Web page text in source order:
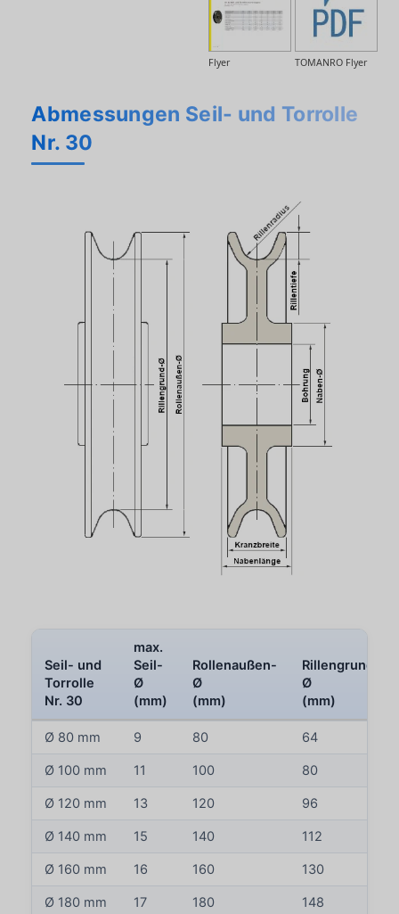
TOMANRO Flyer
Flyer
Abmessungen Seil- und Torrolle
Nr. 30
Seil- und
Torrolle
Nr. 30
max.
Seil-
Ø
(mm)
Rollenaußen-
Ø
(mm)
Rillengrund-
Ø
(mm)
Ø 80 mm 9 80 64
Ø 100 mm 11 100 80
Ø 120 mm 13 120 96
Ø 140 mm 15 140 112
Ø 160 mm 16 160 130
Ø 180 mm 17 180 148